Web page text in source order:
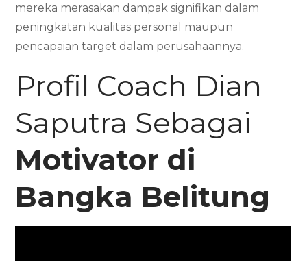
mereka merasakan dampak signifikan dalam
peningkatan kualitas personal maupun
pencapaian target dalam perusahaannya.
Profil Coach Dian
Saputra Sebagai
Motivator di
Bangka Belitung